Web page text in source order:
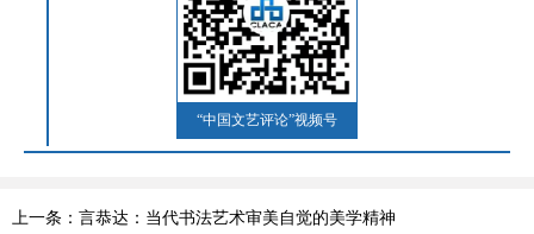
“中国文艺评论”视频号
上一条：言恭达：当代书法艺术审美自觉的美学精神